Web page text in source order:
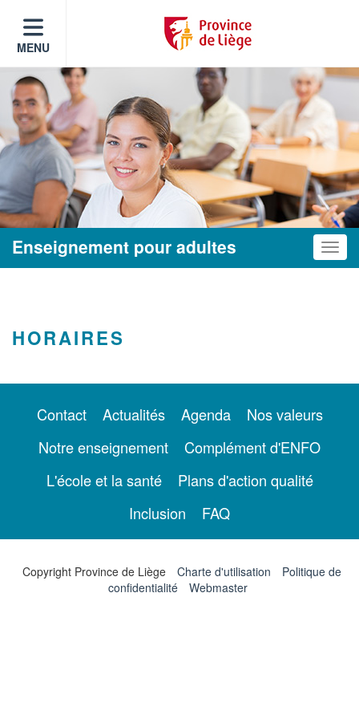
MENU
Enseignement pour adultes
HORAIRES
Contact Actualités Agenda
Nos valeurs
Notre enseignement
Complément d'ENFO
L'école et la santé
Plans d'action qualité
Inclusion
FAQ
Copyright Province de Liège Charte d'utilisation
Politique de
confidentialité
Webmaster